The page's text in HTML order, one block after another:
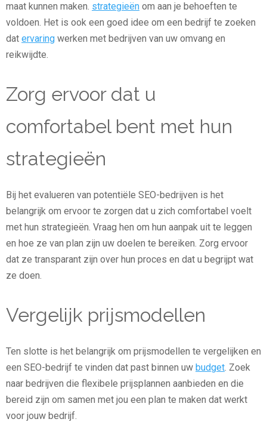
maat kunnen maken. strategieën om aan je behoeften te
voldoen. Het is ook een goed idee om een bedrijf te zoeken
dat ervaring werken met bedrijven van uw omvang en
reikwijdte.
Zorg ervoor dat u
comfortabel bent met hun
strategieën
Bij het evalueren van potentiële SEO-bedrijven is het
belangrijk om ervoor te zorgen dat u zich comfortabel voelt
met hun strategieën. Vraag hen om hun aanpak uit te leggen
en hoe ze van plan zijn uw doelen te bereiken. Zorg ervoor
dat ze transparant zijn over hun proces en dat u begrijpt wat
ze doen.
Vergelijk prijsmodellen
Ten slotte is het belangrijk om prijsmodellen te vergelijken en
een SEO-bedrijf te vinden dat past binnen uw budget. Zoek
naar bedrijven die flexibele prijsplannen aanbieden en die
bereid zijn om samen met jou een plan te maken dat werkt
voor jouw bedrijf.